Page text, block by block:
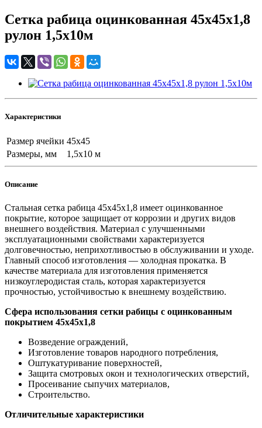
Сетка рабица оцинкованная 45x45x1,8
рулон 1,5х10м
Характеристики
Размер ячейки 45x45
Размеры, мм
1,5х10 м
Описание
Стальная сетка рабица 45x45x1,8 имеет оцинкованное
покрытие, которое защищает от коррозии и других видов
внешнего воздействия. Материал с улучшенными
эксплуатационными свойствами характеризуется
долговечностью, неприхотливостью в обслуживании и уходе.
Главный способ изготовления — холодная прокатка. В
качестве материала для изготовления применяется
низкоуглеродистая сталь, которая характеризуется
прочностью, устойчивостью к внешнему воздействию.
Сфера использования сетки рабицы с оцинкованным
покрытием 45x45x1,8
Возведение ограждений,
Изготовление товаров народного потребления,
Оштукатуривание поверхностей,
Защита смотровых окон и технологических отверстий,
Просеивание сыпучих материалов,
Строительство.
Отличительные характеристики